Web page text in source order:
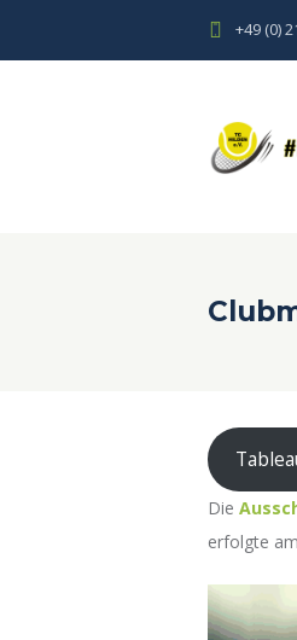
+49 (0)
Die
erfolgte